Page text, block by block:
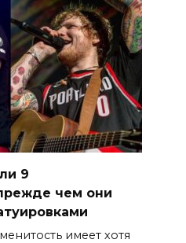
9
чем они
имеет хотя